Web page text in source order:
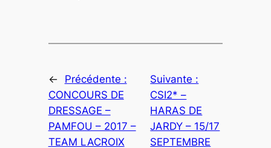
←
Précédente :
CONCOURS DE
DRESSAGE –
PAMFOU – 2017 –
TEAM LACROIX
Suivante :
CSI2* –
HARAS DE
JARDY – 15/17
SEPTEMBRE